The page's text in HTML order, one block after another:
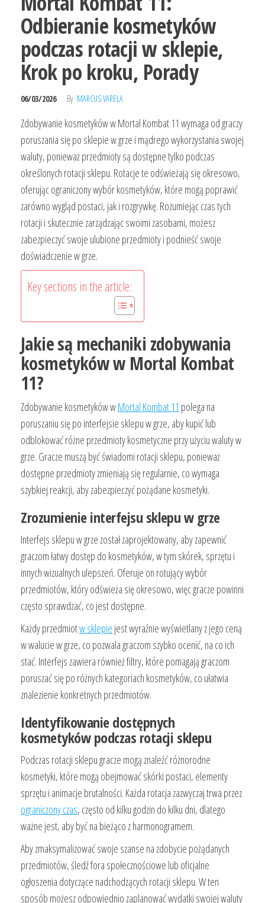
Odbieranie kosmetyków
podczas rotacji w sklepie,
Krok po kroku, Porady
06/03/2026 By MARCUS VARELA
Zdobywanie kosmetyków w Mortal Kombat 11 wymaga od graczy
poruszania się po sklepie w grze i mądrego wykorzystania swojej
waluty, ponieważ przedmioty są dostępne tylko podczas
określonych rotacji sklepu. Rotacje te odświeżają się okresowo,
oferując ograniczony wybór kosmetyków, które mogą poprawić
zarówno wygląd postaci, jak i rozgrywkę. Rozumiejąc czas tych
rotacji i skutecznie zarządzając swoimi zasobami, możesz
zabezpieczyć swoje ulubione przedmioty i podnieść swoje
doświadczenie w grze.
Key sections in the article:
Jakie są mechaniki zdobywania
kosmetyków w Mortal Kombat
11?
Zdobywanie kosmetyków wMortal Kombat 11 polega na
poruszaniu się po interfejsie sklepu w grze, aby kupić lub
odblokować różne przedmioty kosmetyczne przy użyciu waluty w
grze. Gracze muszą być świadomi rotacji sklepu, ponieważ
dostępne przedmioty zmieniają się regularnie, co wymaga
szybkiej reakcji, aby zabezpieczyć pożądane kosmetyki.
Zrozumienie interfejsu sklepu w grze
Interfejs sklepu w grze został zaprojektowany, aby zapewnić
graczom łatwy dostęp do kosmetyków, w tym skórek, sprzętu i
innych wizualnych ulepszeń. Oferuje on rotujący wybór
przedmiotów, który odświeża się okresowo, więc gracze powinni
często sprawdzać, co jest dostępne.
Każdy przedmiotw sklepie jest wyraźnie wyświetlany z jego ceną
w walucie w grze, co pozwala graczom szybko ocenić, na co ich
stać. Interfejs zawiera również filtry, które pomagają graczom
poruszać się po różnych kategoriach kosmetyków, co ułatwia
znalezienie konkretnych przedmiotów.
Identyfikowanie dostępnych
kosmetyków podczas rotacji sklepu
Podczas rotacji sklepu gracze mogą znaleźć różnorodne
kosmetyki, które mogą obejmować skórki postaci, elementy
sprzętu i animacje brutalności. Każda rotacja zazwyczaj trwa przez
ograniczony czas, często od kilku godzin do kilku dni, dlatego
ważne jest, aby być na bieżąco z harmonogramem.
Aby zmaksymalizować swoje szanse na zdobycie pożądanych
przedmiotów, śledź fora społecznościowe lub oficjalne
ogłoszenia dotyczące nadchodzących rotacji sklepu. W ten
sposób możesz odpowiednio zaplanować wydatki swojej waluty